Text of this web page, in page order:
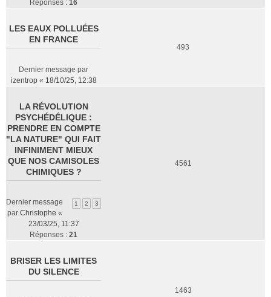
Réponses : 16
LES EAUX POLLUÉES
EN FRANCE
Dernier message par
izentrop« 18/10/25, 12:38
493
LA RÉVOLUTION
PSYCHÉDÉLIQUE :
PRENDRE EN COMPTE
"LA NATURE" QUI FAIT
INFINIMENT MIEUX
QUE NOS CAMISOLES
CHIMIQUES ?
1 2 3
Dernier message
par Christophe «
23/03/25, 11:37
Réponses : 21
4561
BRISER LES LIMITES
DU SILENCE
1463